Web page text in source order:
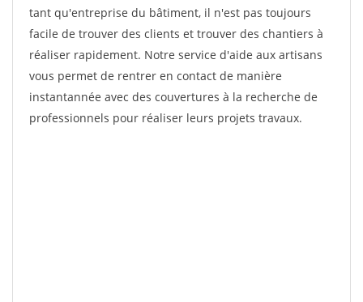
tant qu'entreprise du bâtiment, il n'est pas toujours
facile de trouver des clients et trouver des chantiers à
réaliser rapidement. Notre service d'aide aux artisans
vous permet de rentrer en contact de manière
instantannée avec des couvertures à la recherche de
professionnels pour réaliser leurs projets travaux.